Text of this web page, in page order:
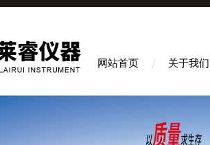
网站首页 关于我们